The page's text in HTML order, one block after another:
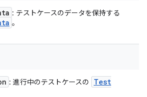
: テストケースのデータを保持する
。
: 進行中のテストケースの
Test